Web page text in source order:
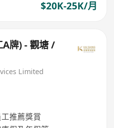
$20K-25K/月
牌) - 觀塘 /
Limited
推薦獎賞